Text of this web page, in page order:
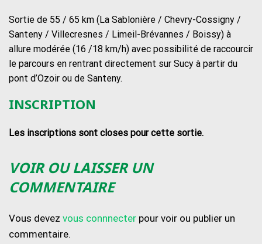
Sortie de 55 / 65 km (La Sablonière / Chevry-Cossigny /
Santeny / Villecresnes / Limeil-Brévannes / Boissy) à
allure modérée (16 /18 km/h) avec possibilité de raccourcir
le parcours en rentrant directement sur Sucy à partir du
pont d’Ozoir ou de Santeny.
INSCRIPTION
Les inscriptions sont closes pour cette sortie.
VOIR OU LAISSER UN
COMMENTAIRE
Vous devez vous connnecter pour voir ou publier un
commentaire.